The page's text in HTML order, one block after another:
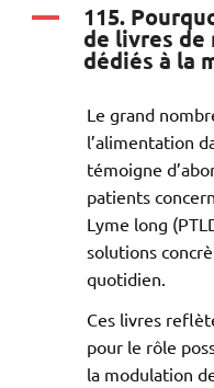
A 115.
de livres de
dédiés à la
Le grand
l’alimentation
témoigne
patients
Lyme long
solutions
quotidien.
Ces livres
pour le rôle
la modulation